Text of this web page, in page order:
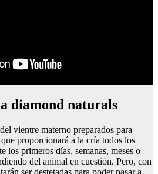
diamond naturals
vientre materno preparados para
proporcionará a la cría todos los
los primeros días, semanas, meses o
del animal en cuestión. Pero, con
ser destetadas para poder pasar a